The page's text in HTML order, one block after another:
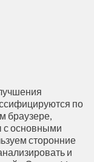
по
браузере,
с основными
сторонние
и